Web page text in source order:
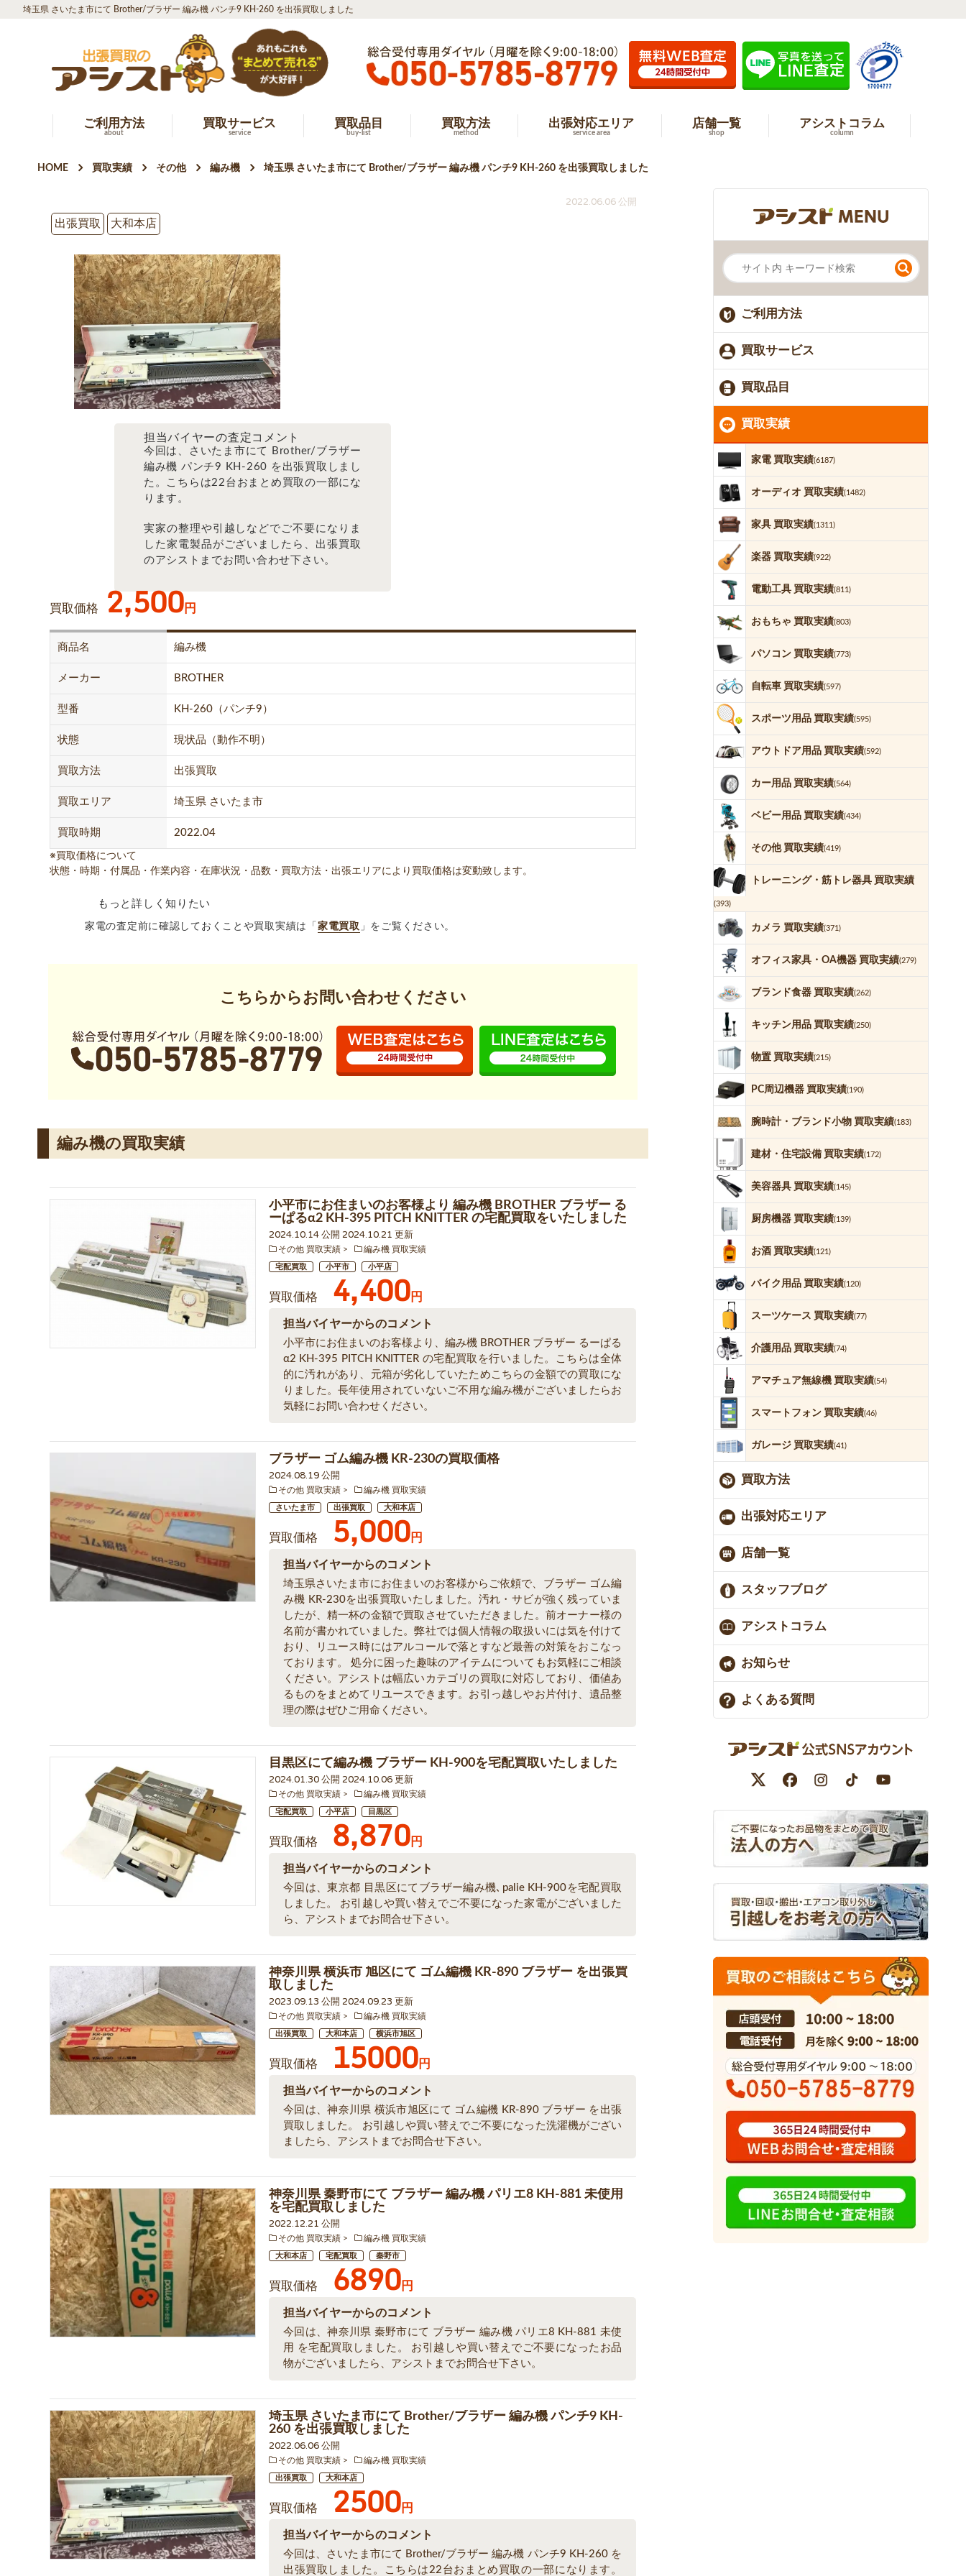
埼玉県 さいたま市にて Brother/ブラザー 編み機 パンチ9 KH-260 を出張買取しました
ご利用方法
about
買取サービス
service
買取品目
buy-list
買取方法
method
出張対応エリア
service area
店舗一覧
shop
アシストコラム
column
HOME 買取実績 その他 編み機 埼玉県 さいたま市にて Brother/ブラザー 編み機 パンチ9 KH-260 を出張買取しました
2022.06.06 公開
出張買取
大和本店
担当バイヤーの査定コメント
今回は、さいたま市にて Brother/ブラザー
編み機 パンチ9 KH-260 を出張買取しまし
た。こちらは22台おまとめ買取の一部にな
ります。
実家の整理や引越しなどでご不要になりま
した家電製品がございましたら、出張買取
のアシストまでお問い合わせ下さい。
買取価格 2,500円
商品名 編み機
メーカー BROTHER
型番 KH-260（パンチ9）
状態 現状品（動作不明）
買取方法 出張買取
買取エリア 埼玉県 さいたま市
買取時期 2022.04
※買取価格について
状態・時期・付属品・作業内容・在庫状況・品数・買取方法・出張エリアにより買取価格は変動致します。
もっと詳しく知りたい
家電の査定前に確認しておくことや買取実績は「 家電買取 」をご覧ください。
こちらからお問い合わせください
編み機の買取実績
小平市にお住まいのお客様より 編み機 BROTHER ブラザー る
ーぱるα2 KH-395 PITCH KNITTER の宅配買取をいたしました
2024.10.14 公開 2024.10.21 更新
その他 買取実績 編み機 買取実績
宅配買取 小平市 小平店
買取価格 4,400円
担当バイヤーからのコメント
小平市にお住まいのお客様より、編み機 BROTHER ブラザー るーぱる
α2 KH-395 PITCH KNITTER の宅配買取を行いました。こちらは全体
的に汚れがあり、元箱が劣化していたためこちらの金額での買取にな
りました。長年使用されていないご不用な編み機がございましたらお
気軽にお問い合わせください。
ブラザー ゴム編み機 KR-230の買取価格
2024.08.19 公開
その他 買取実績 編み機 買取実績
さいたま市 出張買取 大和本店
買取価格 5,000円
担当バイヤーからのコメント
埼玉県さいたま市にお住まいのお客様からご依頼で、ブラザー ゴム編
み機 KR-230を出張買取いたしました。汚れ・サビが強く残っていま
したが、精一杯の金額で買取させていただきました。前オーナー様の
名前が書かれていました。弊社では個人情報の取扱いには気を付けて
おり、リユース時にはアルコールで落とすなど最善の対策をおこなっ
ております。 処分に困った趣味のアイテムについてもお気軽にご相談
ください。アシストは幅広いカテゴリの買取に対応しており、価値あ
るものをまとめてリユースできます。お引っ越しやお片付け、遺品整
理の際はぜひご用命ください。
目黒区にて編み機 ブラザー KH-900を宅配買取いたしました
2024.01.30 公開 2024.10.06 更新
その他 買取実績 編み機 買取実績
宅配買取 小平店 目黒区
買取価格 8,870円
担当バイヤーからのコメント
今回は、東京都 目黒区にてブラザー編み機､palie KH-900を宅配買取
しました。 お引越しや買い替えでご不要になった家電がございました
ら、アシストまでお問合せ下さい。
神奈川県 横浜市 旭区にて ゴム編機 KR-890 ブラザー を出張買
取しました
2023.09.13 公開 2024.09.23 更新
その他 買取実績 編み機 買取実績
出張買取 大和本店 横浜市旭区
買取価格 15000円
担当バイヤーからのコメント
今回は、神奈川県 横浜市旭区にて ゴム編機 KR-890 ブラザー を出張
買取しました。 お引越しや買い替えでご不要になった洗濯機がござい
ましたら、アシストまでお問合せ下さい。
神奈川県 秦野市にて ブラザー 編み機 パリエ8 KH-881 未使用
を宅配買取しました
2022.12.21 公開
その他 買取実績 編み機 買取実績
大和本店 宅配買取 秦野市
買取価格 6890円
担当バイヤーからのコメント
今回は、神奈川県 秦野市にて ブラザー 編み機 パリエ8 KH-881 未使
用 を宅配買取しました。 お引越しや買い替えでご不要になったお品
物がございましたら、アシストまでお問合せ下さい。
埼玉県 さいたま市にて Brother/ブラザー 編み機 パンチ9 KH-
260 を出張買取しました
2022.06.06 公開
その他 買取実績 編み機 買取実績
出張買取 大和本店
買取価格 2500円
担当バイヤーからのコメント
今回は、さいたま市にて Brother/ブラザー 編み機 パンチ9 KH-260 を
出張買取しました。こちらは22台おまとめ買取の一部になります。
ご利用方法
買取サービス
買取品目
買取実績
家電 買取実績(6187)
オーディオ 買取実績(1482)
家具 買取実績(1311)
楽器 買取実績(922)
電動工具 買取実績(811)
おもちゃ 買取実績(803)
パソコン 買取実績(773)
自転車 買取実績(597)
スポーツ用品 買取実績(595)
アウトドア用品 買取実績(592)
カー用品 買取実績(564)
ベビー用品 買取実績(434)
その他 買取実績(419)
トレーニング・筋トレ器具 買取実績
(393)
カメラ 買取実績(371)
オフィス家具・OA機器 買取実績(279)
ブランド食器 買取実績(262)
キッチン用品 買取実績(250)
物置 買取実績(215)
PC周辺機器 買取実績(190)
腕時計・ブランド小物 買取実績(183)
建材・住宅設備 買取実績(172)
美容器具 買取実績(145)
厨房機器 買取実績(139)
お酒 買取実績(121)
バイク用品 買取実績(120)
スーツケース 買取実績(77)
介護用品 買取実績(74)
アマチュア無線機 買取実績(54)
スマートフォン 買取実績(46)
ガレージ 買取実績(41)
買取方法
出張対応エリア
店舗一覧
スタッフブログ
アシストコラム
お知らせ
よくある質問